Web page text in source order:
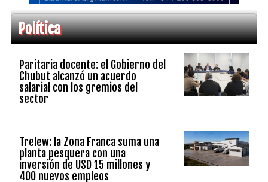
Política
Paritaria docente: el Gobierno del
Chubut alcanzó un acuerdo
salarial con los gremios del
sector
Trelew: la Zona Franca suma una
planta pesquera con una
inversión de USD 15 millones y
400 nuevos empleos